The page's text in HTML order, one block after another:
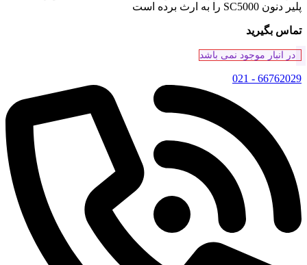
پلیر دنون SC5000 را به ارث برده است
تماس بگیرید
در انبار موجود نمی باشد
66762029 - 021